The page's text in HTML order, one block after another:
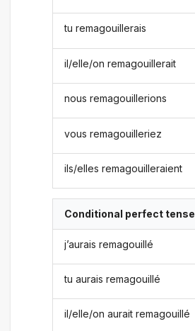
tu remagouillerais
il/elle/on remagouillerait
nous remagouillerions
vous remagouilleriez
ils/elles remagouilleraient
Conditional perfect tense
j’aurais remagouillé
tu aurais remagouillé
il/elle/on aurait remagouillé